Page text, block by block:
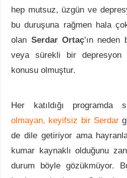
hep mutsuz, üzgün ve
bu duruşuna rağmen hala
olan Serdar Ortaç’ın
veya sürekli bir depresyon
konusu olmuştur.
Her katıldığı programda
olmayan, keyifsiz bir Serdar
de dile getiriyor ama
kumar kaynaklı olduğunu
durum böyle gözükmüyor.